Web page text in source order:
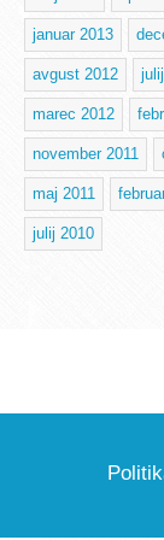
januar 2013
avgust 2012
marec 2012
november 2011
maj 2011
julij 2010